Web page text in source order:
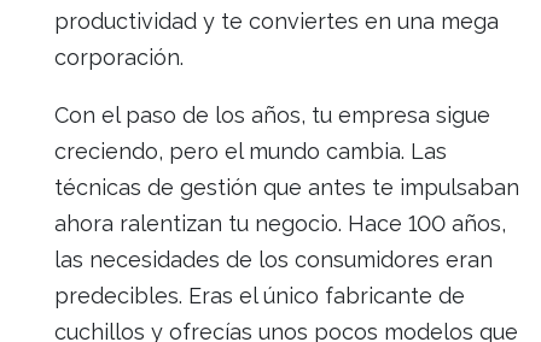
productividad y te conviertes en una mega
corporación.
Con el paso de los años, tu empresa sigue
creciendo, pero el mundo cambia. Las
técnicas de gestión que antes te impulsaban
ahora ralentizan tu negocio. Hace 100 años,
las necesidades de los consumidores eran
predecibles. Eras el único fabricante de
cuchillos y ofrecías unos pocos modelos que